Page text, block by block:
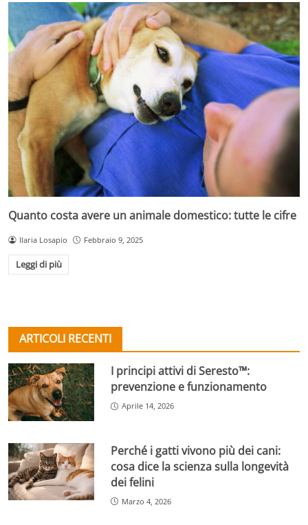
Quanto costa avere un animale domestico: tutte le cifre
Ilaria Losapio Febbraio 9, 2025
Leggi di più
ARTICOLI RECENTI
I principi attivi di Seresto™:
prevenzione e funzionamento
Aprile 14, 2026
Perché i gatti vivono più dei cani:
cosa dice la scienza sulla longevità
dei felini
Marzo 4, 2026